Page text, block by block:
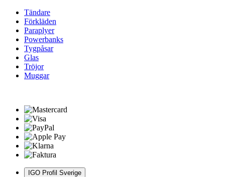
Tändare
Förkläden
Paraplyer
Powerbanks
Tygpåsar
Glas
Tröjor
Muggar
IGO Profil Sverige